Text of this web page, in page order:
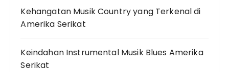
Kehangatan Musik Country yang Terkenal di
Amerika Serikat
Keindahan Instrumental Musik Blues Amerika
Serikat